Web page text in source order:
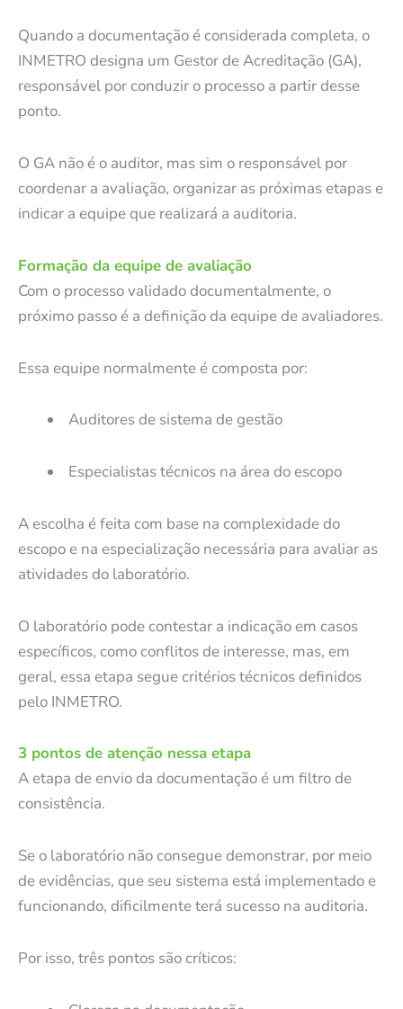
Quando a documentação é considerada completa, o
INMETRO designa um Gestor de Acreditação (GA),
responsável por conduzir o processo a partir desse
ponto.
O GA não é o auditor, mas sim o responsável por
coordenar a avaliação, organizar as próximas etapas e
indicar a equipe que realizará a auditoria.
Formação da equipe de avaliação
Com o processo validado documentalmente, o
próximo passo é a definição da equipe de avaliadores.
Essa equipe normalmente é composta por:
Auditores de sistema de gestão
Especialistas técnicos na área do escopo
A escolha é feita com base na complexidade do
escopo e na especialização necessária para avaliar as
atividades do laboratório.
O laboratório pode contestar a indicação em casos
específicos, como conflitos de interesse, mas, em
geral, essa etapa segue critérios técnicos definidos
pelo INMETRO.
3 pontos de atenção nessa etapa
A etapa de envio da documentação é um filtro de
consistência.
Se o laboratório não consegue demonstrar, por meio
de evidências, que seu sistema está implementado e
funcionando, dificilmente terá sucesso na auditoria.
Por isso, três pontos são críticos: